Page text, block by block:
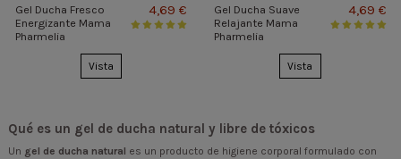
Gel Ducha Fresco
Energizante Mama
Pharmelia
4,69 €
Vista
Gel Ducha Suave
Relajante Mama
Pharmelia
4,69 €
Vista
Qué es un gel de ducha natural y libre de tóxicos
Un gel de ducha natural es un producto de higiene corporal formulado con